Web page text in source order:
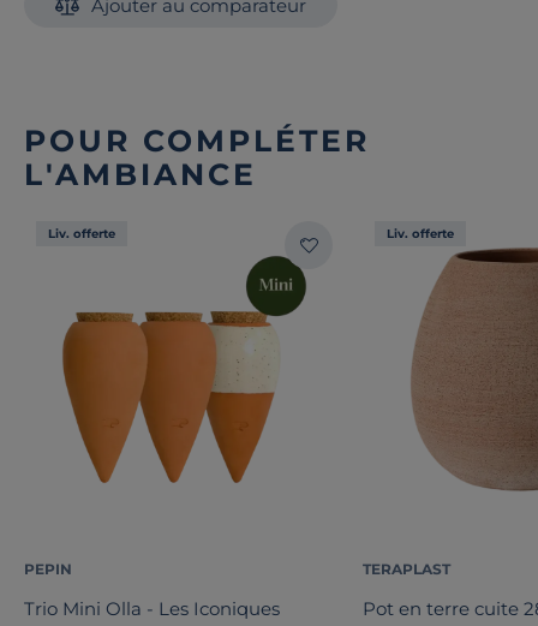
Ajouter au comparateur
POUR COMPLÉTER
L'AMBIANCE
Liv. offerte
PEPIN
Trio Mini Olla - Les Iconiques
Liv. offerte
TERAPLAST
Pot en terre cuite